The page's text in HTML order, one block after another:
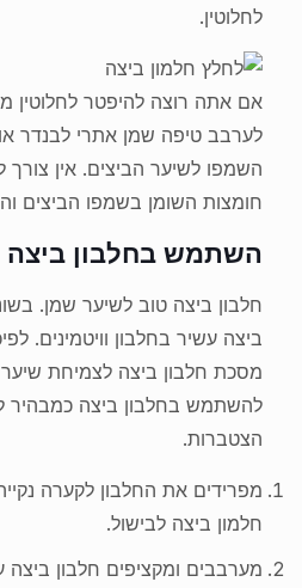
לחלוטין.
אם אתה רוצה להיפטר לחלוטין
לערבב טיפה שמן אתרי לבנדר
השמפו לשיער הביצים. אין
חומצות השומן בשמפו הביצים
השתמש בחלבון
חלבון ביצה טוב לשיער שמן.
ביצה עשיר בחלבון וויטמינים.
מסכת חלבון ביצה לצמיחת
להשתמש בחלבון ביצה כמבהיר
הצטברות.
מפרידים את החלבון לקערה
חלמון ביצה לבישול.